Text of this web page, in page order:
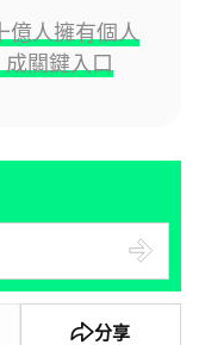
億人擁有個人
關鍵入口
分享